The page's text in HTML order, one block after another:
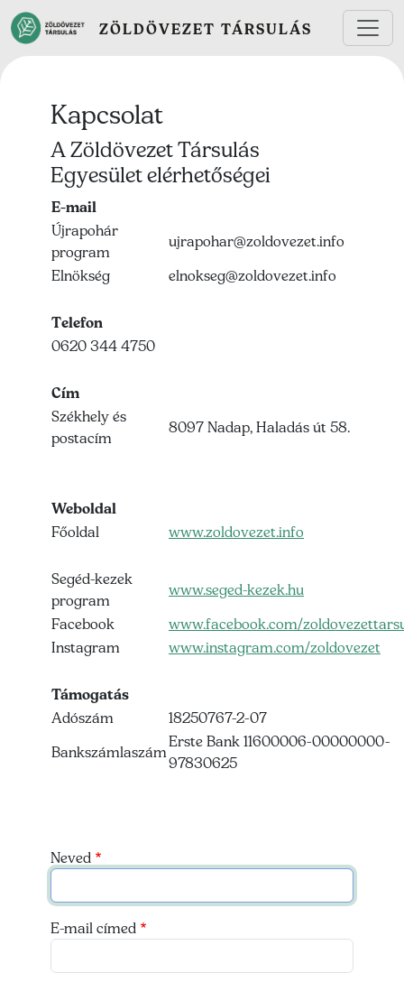
Ugrás a tartalomra
ZÖLDÖVEZET TÁRSULÁS
Kapcsolat
A Zöldövezet Társulás
Egyesület elérhetőségei
E-mail
Újrapohár
program
ujrapohar@zoldovezet.info
Elnökség
elnokseg@zoldovezet.info
Telefon
0620 344 4750
Cím
Székhely és
postacím
8097 Nadap, Haladás út 58.
Weboldal
Főoldal
www.zoldovezet.info
Segéd-kezek
program
www.seged-kezek.hu
Facebook
www.facebook.com/
Instagram
www.instagram.com/zoldovezet
Támogatás
Adószám
18250767-2-07
Bankszámlaszám
Erste Bank 11600006-00000000-
97830625
Neved
E-mail címed